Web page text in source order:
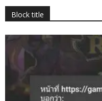
Block title